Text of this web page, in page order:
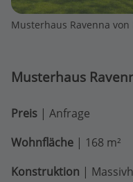
Musterhaus Ravenna von
Musterhaus
Preis | Anfrage
Wohnfläche | 168 m²
Konstruktion |